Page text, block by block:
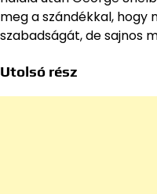
meg a szándékkal, hogy
szabadságát, de sajnos
Utolsó rész